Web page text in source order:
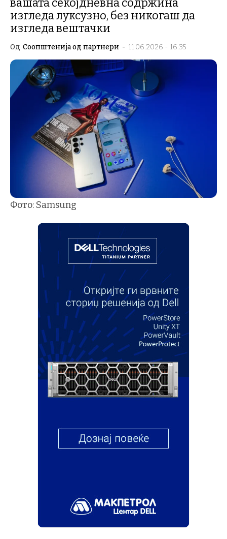
вашата секојдневна содржина
изгледа луксузно, без никогаш да
изгледа вештачки
Од Соопштенија од партнери - 11.06.2026 - 16:35
Фото: Samsung